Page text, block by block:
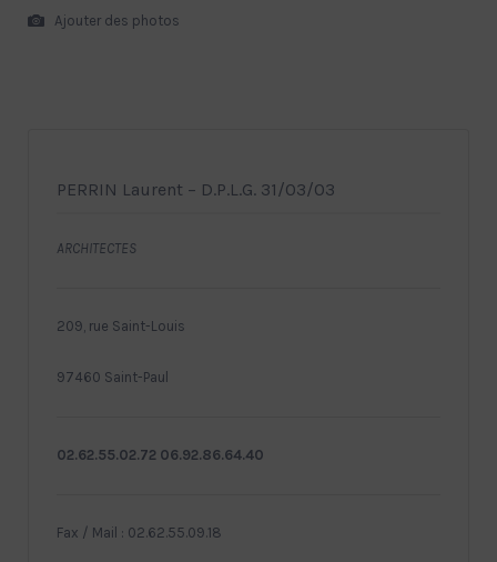
Ajouter des photos
PERRIN Laurent – D.P.L.G. 31/03/03
ARCHITECTES
209, rue Saint-Louis
97460 Saint-Paul
02.62.55.02.72 06.92.86.64.40
Fax / Mail : 02.62.55.09.18